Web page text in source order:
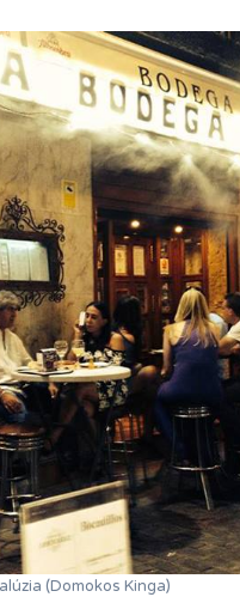
(Domokos Kinga)